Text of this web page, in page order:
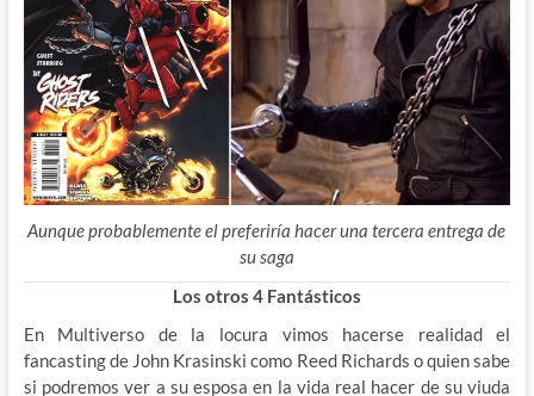
Aunque probablemente el preferiría hacer una tercera entrega de
su saga
Los otros 4 Fantásticos
En Multiverso de la locura vimos hacerse realidad el
fancasting de John Krasinski como Reed Richards o quien sabe
si podremos ver a su esposa en la vida real hacer de su viuda